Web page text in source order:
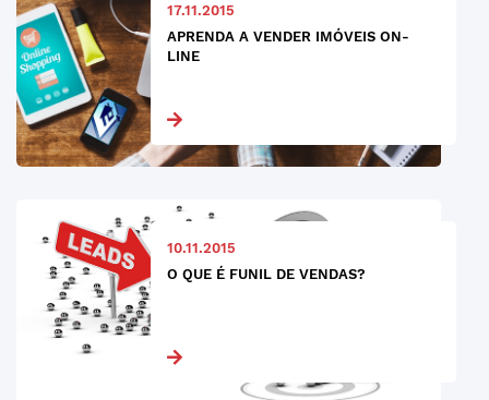
17.11.2015
APRENDA A VENDER IMÓVEIS ON-
LINE
10.11.2015
O QUE É FUNIL DE VENDAS?